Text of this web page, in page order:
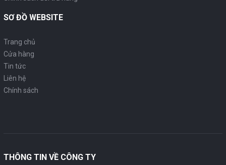
SƠ ĐỒ WEBSITE
Trang chủ
Cửa hàng
Tin tức
Liên hệ
Chính sách
THÔNG TIN VỀ CÔNG TY